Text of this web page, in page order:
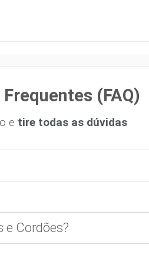
(FAQ)
e tire todas as dúvidas
Cordões?